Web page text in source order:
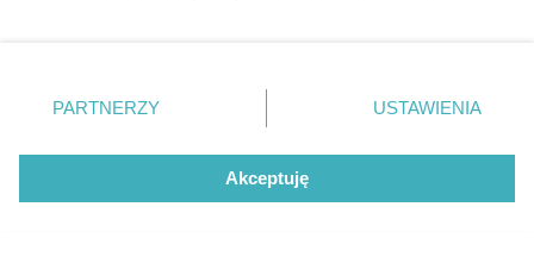
zmienić/wycofać klikając przycisk ustawień prywatności
znajdujący się w lewym dolnym rogu strony
. Niektóre
użytkownika, ale masz prawo sprzeciwić się takiemu
przetwarzaniu. Preferencje będą miały zastosowania tylko
PARTNERZY USTAWIENIA
Akceptuję